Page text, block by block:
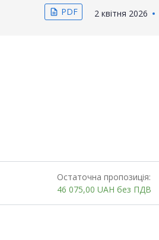
description PDF 2 квітня 2026
Остаточна пропозиція:
46 075,00 UAH без ПДВ